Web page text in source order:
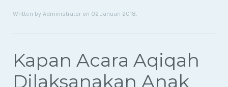
Written by Administrator on 02 Januari 2018.
Kapan Acara Aqiqah
Dilaksanakan Anak